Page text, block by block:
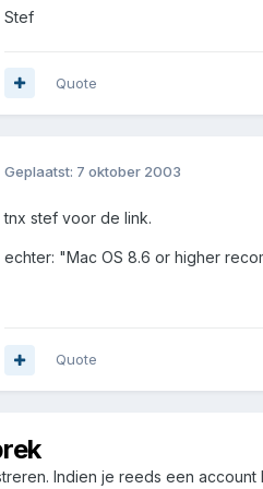
Stef
Quote
Geplaatst: 7 oktober 2003
tnx stef voor de link.
echter: "Mac OS 8.6 or higher
Quote
Indien je reeds een account